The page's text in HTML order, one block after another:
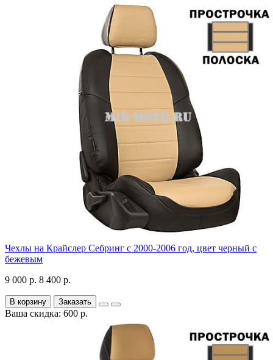
Чехлы на Крайслер Себринг с 2000-2006 год, цвет черный с
бежевым
9 000 р. 8 400 р.
В корзину Заказать
Ваша скидка: 600 р.